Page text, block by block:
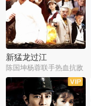
新猛龙过江
陈国坤杨蓉联手热血抗敌
全30集